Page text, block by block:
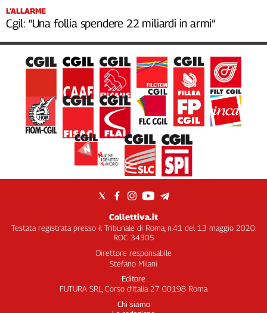
L’ALLARME
Cgil: “Una follia spendere 22 miliardi in armi”
Collettiva.it
Testata registrata presso il Tribunale di Roma, n.41 del 13 maggio 2020.
ROC 34305
Direttore responsabile
Stefano Milani
Editore
FUTURA SRL, Corso d’Italia 27 00198 Roma
Chi siamo